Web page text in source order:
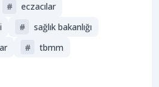
#
eczacılar
#
sağlik bakanliği
#
tbmm